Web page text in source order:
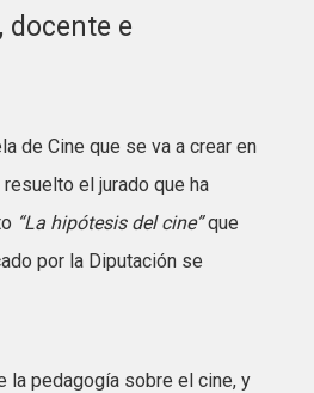
docente e
de Cine que se va a crear en
el jurado que ha
“La hipótesis del cine”que
por la Diputación se
la pedagogía sobre el cine, y